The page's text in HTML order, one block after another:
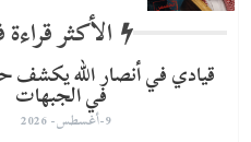
الأكثر قراءة في
قيادي في أنصار الله يكشف
في الجبهات
9-أغسطس- 2026